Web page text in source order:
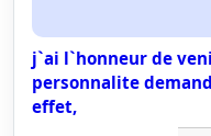
j`ai l`honneur de
personnalite
effet,